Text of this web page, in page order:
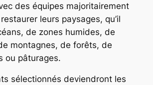
des équipes majoritairement
leurs paysages, qu’il
de zones humides, de
montagnes, de forêts, de
ou pâturages.
sélectionnés deviendront les